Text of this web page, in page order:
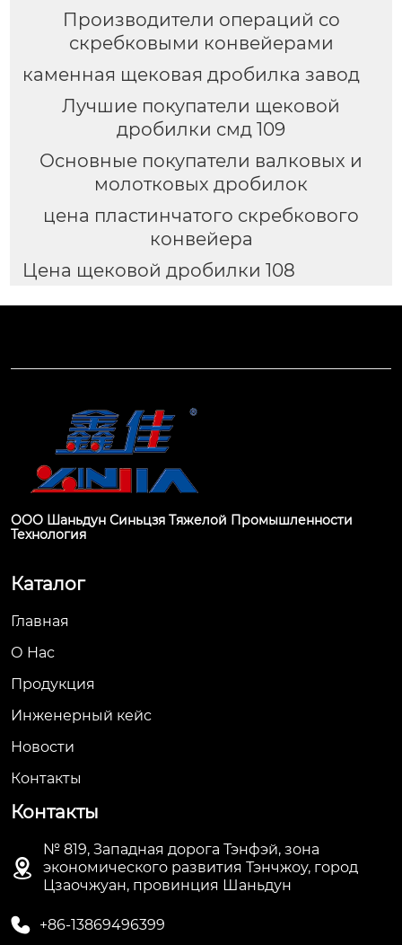
Производители операций со
скребковыми конвейерами
каменная щековая дробилка завод
Лучшие покупатели щековой
дробилки смд 109
Основные покупатели валковых и
молотковых дробилок
цена пластинчатого скребкового
конвейера
Цена щековой дробилки 108
ООО Шаньдун Синьцзя Тяжелой Промышленности
Технология
Каталог
Главная
О Hас
Продукция
Инженерный кейс
Новости
Контакты
Контакты

№ 819, Западная дорога Тэнфэй, зона
экономического развития Тэнчжоу, город
Цзаочжуан, провинция Шаньдун
 +86-13869496399